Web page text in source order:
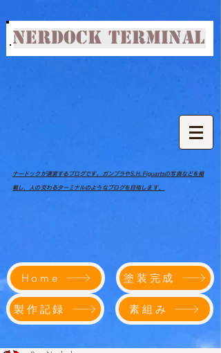
NERDOCK TERMINAL
ナードックが運営するブログです。ガンプラやS.H.Figuartsの写真などを掲
載し，人の交わるターミナルのようなブログを目指します。
Home
製作記録
塗装完成
素組み